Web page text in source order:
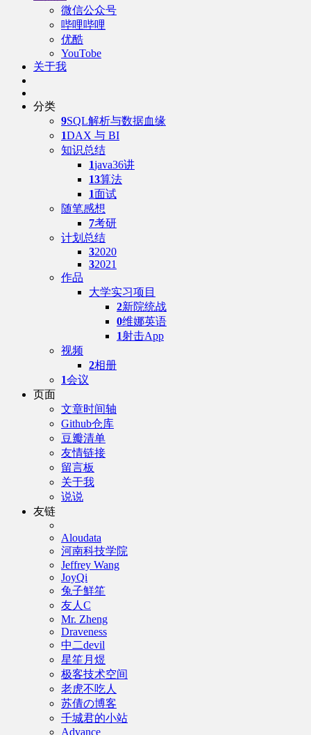
微信公众号
哔哩哔哩
优酷
YouTobe
关于我
分类
9SQL解析与数据血缘
1DAX 与 BI
知识总结
1java36讲
13算法
1面试
随笔感想
7考研
计划总结
32020
32021
作品
大学实习项目
2新院统战
0维娜英语
1射击App
视频
2相册
1会议
页面
文章时间轴
Github仓库
豆瓣清单
友情链接
留言板
关于我
说说
友链
Aloudata
河南科技学院
Jeffrey Wang
JoyQi
兔子鮮笙
友人C
Mr. Zheng
Draveness
中二devil
星笙月煜
极客技术空间
老虎不吃人
苏倩の博客
千城君的小站
Advance